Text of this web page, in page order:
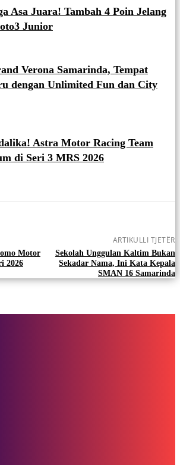
Asa Juara! Tambah 4 Poin Jelang
Junior
Verona Samarinda, Tempat
dengan Unlimited Fun dan City
Astra Motor Racing Team
di Seri 3 MRS 2026
Motor
2026
ARTIKULLI TJETËR
Sekolah Unggulan Kaltim Bukan
Sekadar Nama, Ini Kata Kepala
SMAN 16 Samarinda